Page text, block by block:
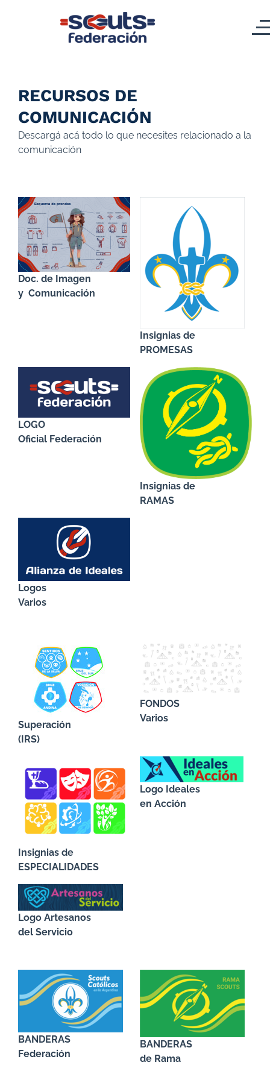
RECURSOS DE
COMUNICACIÓN
Descargá acá todo lo que necesites relacionado a la
comunicación
Doc. de Imagen
y Comunicación
Insignias de
PROMESAS
LOGO
Oficial Federación
Insignias de
RAMAS
Logos
Varios
Superación
(IRS)
FONDOS
Varios
Insignias de
ESPECIALIDADES
Logo Ideales
en Acción
Logo Artesanos
del Servicio
BANDERAS
Federación
BANDERAS
de Rama